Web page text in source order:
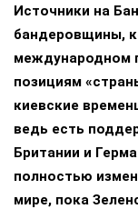
Источники на
бандеровщины,
международном
позициям
киевские
ведь есть
Британии и
полностью
мире, пока